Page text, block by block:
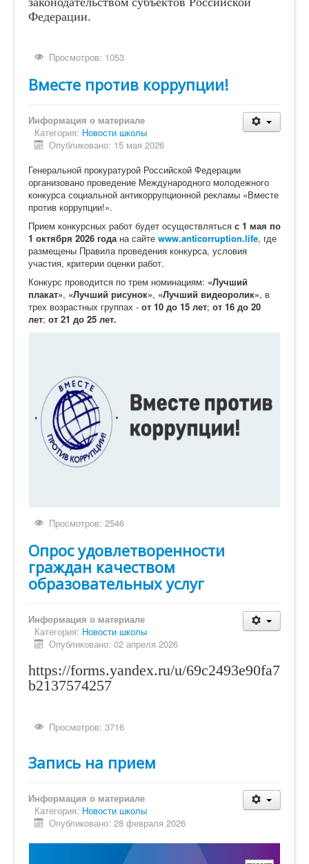
Федерации.
Просмотров: 1053
Вместе против коррупции!
Информация о материале
Категория: Новости школы
Опубликовано: 15 мая 2026
Генеральной прокуратурой Российской Федерации
организовано проведение Международного молодежного
конкурса социальной антикоррупционной рекламы «Вместе
против коррупции!».
Прием конкурсных работ будет осуществляться с 1 мая по
1 октября 2026 годана сайте www.anticorruption.life, где
размещены Правила проведения конкурса, условия
участия, критерии оценки работ.
Конкурс проводится по трем номинациям: «Лучший
плакат», «Лучший рисунок», «Лучший видеоролик», в
трех возрастных группах - от 10 до 15 лет; от 16 до 20
лет; от 21 до 25 лет.
Просмотров: 2546
Опрос удовлетворенности
граждан качеством
образовательных услуг
Информация о материале
Категория: Новости школы
Опубликовано: 02 апреля 2026
https://forms.yandex.ru/u/69c2493e90fa7
b2137574257
Просмотров: 3716
Запись на прием
Информация о материале
Категория: Новости школы
Опубликовано: 28 февраля 2026